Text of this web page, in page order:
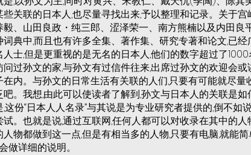
关联的日本人,也尽量寻找出来,予以整理和记录。关于宫
、山田良政・纯三郎、涩泽荣一、南方熊楠以及内田良
典中,而且也有许多全集、著作集、研究专著和论文,已经
士,但是更重视的是无名的日本人,他们的数字超过了1000
过孙文的家,与孙文有过信件往来,出席过孙文的欢迎会
在内。与孙文的日常生活有关联的人们,只要有可能就尽
。我想,由此可以使读者了解到,孙文与日本人的关联是如
这份“日本人人名录”与其说是为专业研究者提供的,倒不如
。也就是说,通过互联网,任何人都可以对收录在其中的
物都做到这一点,但是有相当多的人物,只要有电脑,就能
做详细的说明。